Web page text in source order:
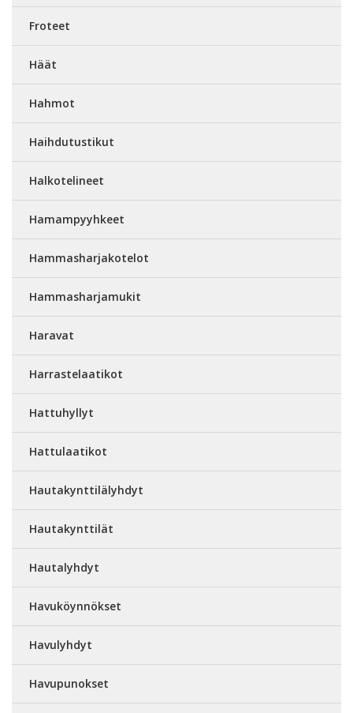
Froteet
Häät
Hahmot
Haihdutustikut
Halkotelineet
Hamampyyhkeet
Hammasharjakotelot
Hammasharjamukit
Haravat
Harrastelaatikot
Hattuhyllyt
Hattulaatikot
Hautakynttilälyhdyt
Hautakynttilät
Hautalyhdyt
Havuköynnökset
Havulyhdyt
Havupunokset